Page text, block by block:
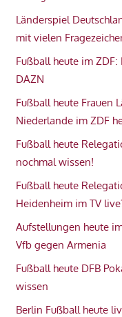
Länderspiel
mit vielen
Fußball heute im
DAZN
Fußball heute Frauen
Niederlande im ZDF
Fußball heute
nochmal wissen!
Fußball heute
Heidenheim im TV
Aufstellungen heute
Vfb gegen Armenia
Fußball heute DFB
wissen
Berlin Fußball heute